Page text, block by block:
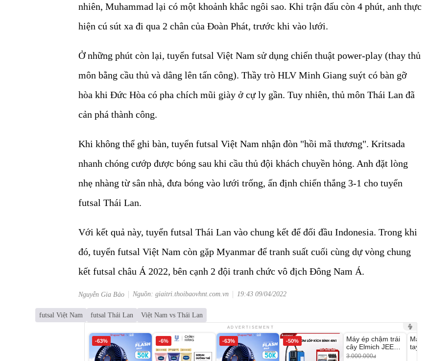
nhiên, Muhammad lại có một khoảnh khắc ngôi sao. Khi trận đấu còn 4 phút, anh thực
hiện cú sút xa đi qua 2 chân của Đoàn Phát, trước khi vào lưới.
Ở những phút còn lại, tuyển futsal Việt Nam sử dụng chiến thuật power-play (thay thủ
môn bằng cầu thủ và dâng lên tấn công). Thầy trò HLV Minh Giang suýt có bàn gỡ
hòa khi Đức Hòa có pha chích mũi giày ở cự ly gần. Tuy nhiên, thủ môn Thái Lan đã
cản phá thành công.
Khi không thể ghi bàn, tuyển futsal Việt Nam nhận đòn "hồi mã thương". Kritsada
nhanh chóng cướp được bóng sau khi cầu thủ đội khách chuyền hỏng. Anh đặt lòng
nhẹ nhàng từ sân nhà, đưa bóng vào lưới trống, ấn định chiến thắng 3-1 cho tuyển
futsal Thái Lan.
Với kết quả này, tuyển futsal Thái Lan vào chung kết để đối đầu Indonesia. Trong khi
đó, tuyển futsal Việt Nam còn gặp Myanmar để tranh suất cuối cùng dự vòng chung
kết futsal châu Á 2022, bên cạnh 2 đội tranh chức vô địch Đông Nam Á.
Nguyễn Gia Bảo Nguồn: giaitri.thoibaovhnt.com.vn 19:43 09/04/2022
futsal Việt Nam futsal Thái Lan Việt Nam vs Thái Lan
ADVERTISEMENT
-63% -6% -63% -50% -28%
Máy ép chậm trái
cây Elmich JEE
1855OL
3.000.000đ
Máy
tay xịt